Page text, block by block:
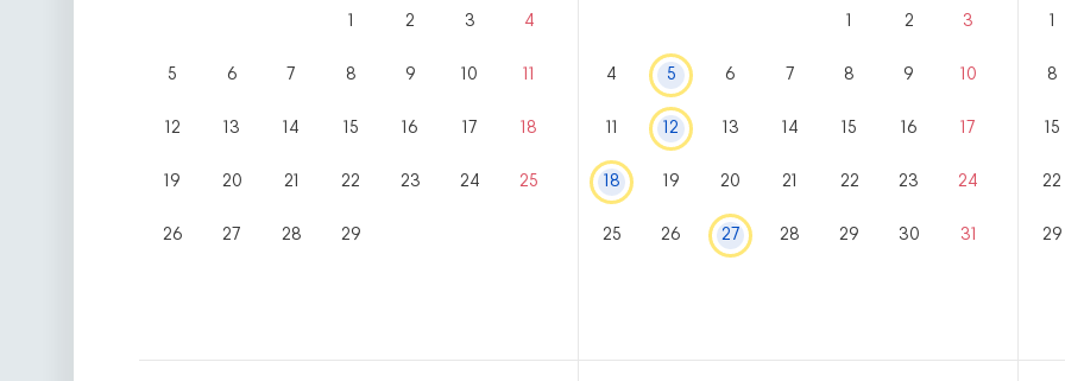
1 2 3 4
5 6 7 8 9 10 11
12 13 14 15 16 17 18
19 20 21 22 23 24 25
26 27 28 29
1 2 3
4 5 6 7 8 9 10
11 12 13 14 15 16 17
18 19 20 21 22 23 24
25 26 27 28 29 30 31
1
8
15
22
29